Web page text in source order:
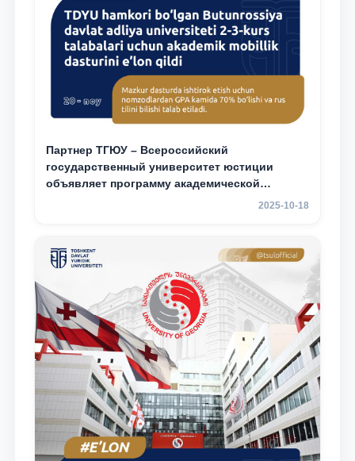
Партнер ТГЮУ – Всероссийский
государственный университет юстиции
объявляет программу академической
мобильности для студентов 2–3 курсов ТГЮУ
2025-10-18